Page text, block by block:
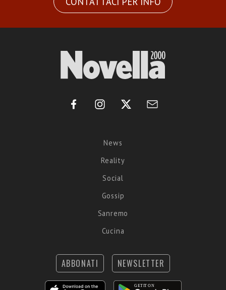
News
Reality
Social
Gossip
Sanremo
Cucina
ABBONATI NEWSLETTER